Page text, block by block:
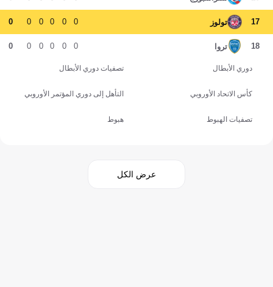
17 تولوز 0
0
0
0
0
0
18 تروا 0
0
0
0
0
0
دوري الأبطال تصفيات دوري الأبطال
كأس الاتحاد الأوروبي التأهل إلى دوري المؤتمر الأوروبي
تصفيات الهبوط هبوط
عرض الكل